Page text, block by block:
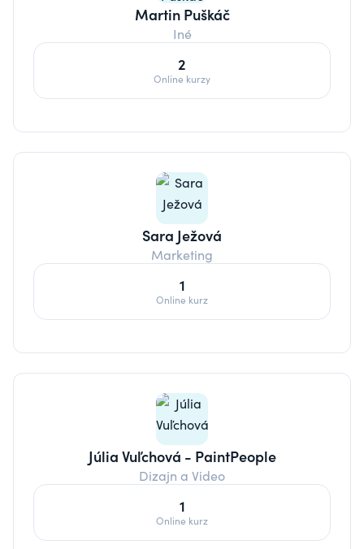
Martin Puškáč
Iné
2
Online kurzy
Sara Ježová
Marketing
1
Online kurz
Júlia Vuľchová - PaintPeople
Dizajn a Video
1
Online kurz